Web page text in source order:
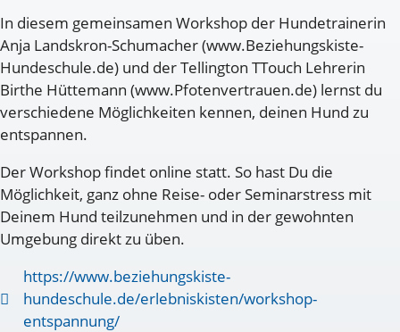
In diesem gemeinsamen Workshop der Hundetrainerin
Anja Landskron-Schumacher (www.Beziehungskiste-
Hundeschule.de) und der Tellington TTouch Lehrerin
Birthe Hüttemann (www.Pfotenvertrauen.de) lernst du
verschiedene Möglichkeiten kennen, deinen Hund zu
entspannen.
Der Workshop findet online statt. So hast Du die
Möglichkeit, ganz ohne Reise- oder Seminarstress mit
Deinem Hund teilzunehmen und in der gewohnten
Umgebung direkt zu üben.
https://www.beziehungskiste-
hundeschule.de/erlebniskisten/workshop-
entspannung/